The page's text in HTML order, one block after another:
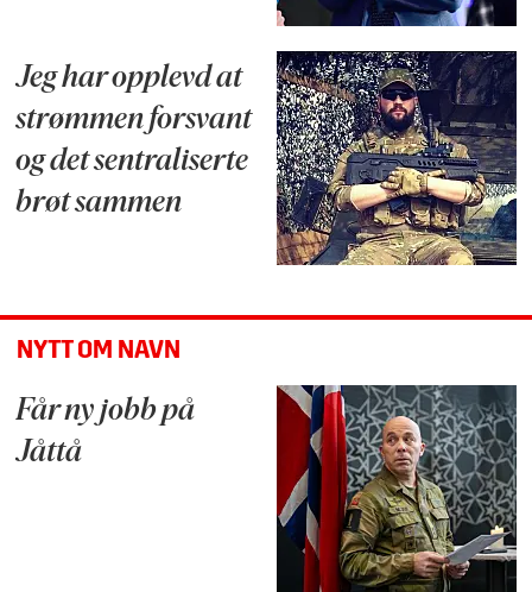
Jeg har opplevd at
strømmen forsvant
og det sentraliserte
brøt sammen
NYTT OM NAVN
Får ny jobb på
Jåttå